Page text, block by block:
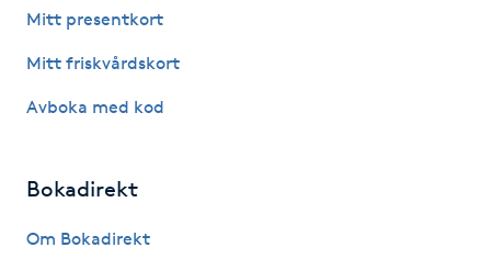
Klangmassage
Klippning
Klippning ungdom
Mitt presentkort
Mitt friskvårdskort
Avboka med kod
Bokadirekt
Om Bokadirekt